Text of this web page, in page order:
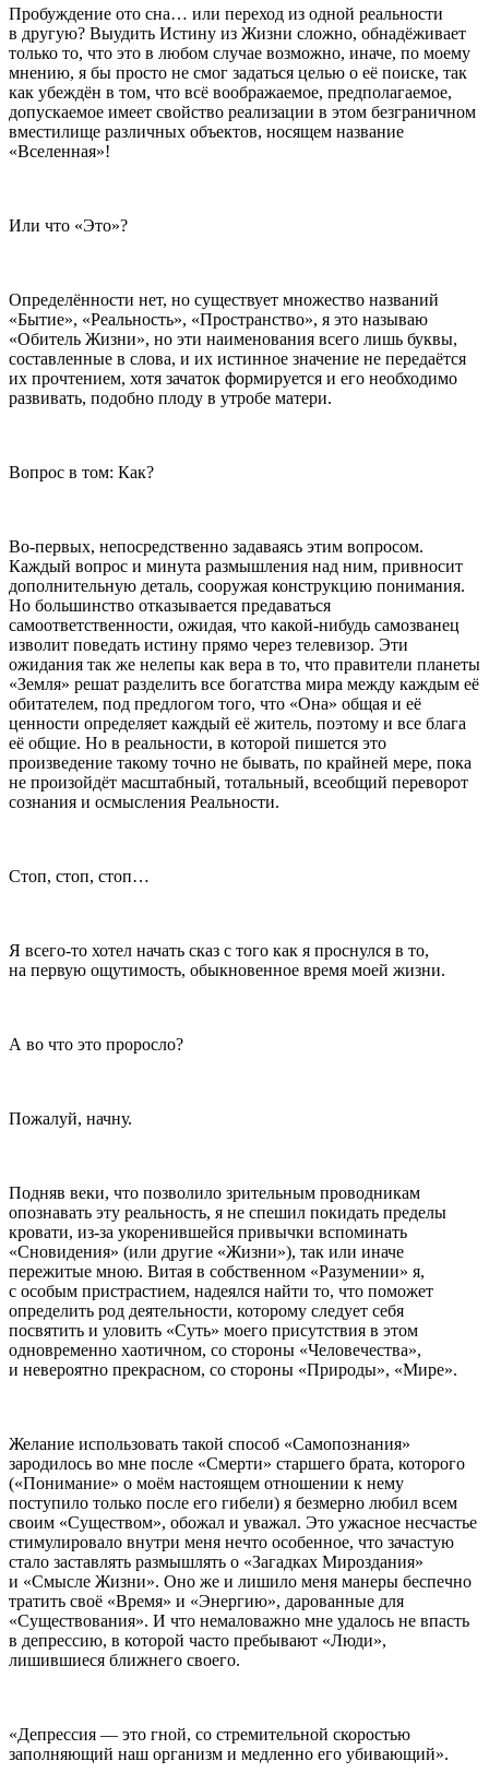
Пробуждение ото сна… или переход из одной реальности
в другую? Выудить Истину из Жизни сложно, обнадёживает
только то, что это в любом случае возможно, иначе, по моему
мнению, я бы просто не смог задаться целью о её поиске, так
как убеждён в том, что всё воображаемое, предполагаемое,
допускаемое имеет свойство реализации в этом безграничном
вместилище различных объектов, носящем название
«Вселенная»!
Или что «Это»?
Определённости нет, но существует множество названий
«Бытие», «Реальность», «Пространство», я это называю
«Обитель Жизни», но эти наименования всего лишь буквы,
составленные в слова, и их истинное значение не передаётся
их прочтением, хотя зачаток формируется и его необходимо
развивать, подобно плоду в утробе матери.
Вопрос в том: Как?
Во-первых, непосредственно задаваясь этим вопросом.
Каждый вопрос и минута размышления над ним, привносит
дополнительную деталь, сооружая конструкцию понимания.
Но большинство отказывается предаваться
самоответственности, ожидая, что какой-нибудь самозванец
изволит поведать истину прямо через телевизор. Эти
ожидания так же нелепы как вера в то, что правители планеты
«Земля» решат разделить все богатства мира между каждым её
обитателем, под предлогом того, что «Она» общая и её
ценности определяет каждый её житель, поэтому и все блага
её общие. Но в реальности, в которой пишется это
произведение такому точно не бывать, по крайней мере, пока
не произойдёт масштабный, тотальный, всеобщий переворот
сознания и осмысления Реальности.
Стоп, стоп, стоп…
Я всего-то хотел начать сказ с того как я проснулся в то,
на первую ощутимость, обыкновенное время моей жизни.
А во что это проросло?
Пожалуй, начну.
Подняв веки, что позволило зрительным проводникам
опознавать эту реальность, я не спешил покидать пределы
кровати, из-за укоренившейся привычки вспоминать
«Сновидения» (или другие «Жизни»), так или иначе
пережитые мною. Витая в собственном «Разумении» я,
с особым пристрастием, надеялся найти то, что поможет
определить род деятельности, которому следует себя
посвятить и уловить «Суть» моего присутствия в этом
одновременно хаотичном, со стороны «Человечества»,
и невероятно прекрасном, со стороны «Природы», «Мире».
Желание использовать такой способ «Самопознания»
зародилось во мне после «Смерти» старшего брата, которого
(«Понимание» о моём настоящем отношении к нему
поступило только после его гибели) я безмерно любил всем
своим «Существом», обожал и уважал. Это ужасное несчастье
стимулировало внутри меня нечто особенное, что зачастую
стало заставлять размышлять о «Загадках Мироздания»
и «Смысле Жизни». Оно же и лишило меня манеры беспечно
тратить своё «Время» и «Энергию», дарованные для
«Существования». И что немаловажно мне удалось не впасть
в депрессию, в которой часто пребывают «Люди»,
лишившиеся ближнего своего.
«Депрессия — это гной, со стремительной скоростью
заполняющий наш организм и медленно его убивающий».